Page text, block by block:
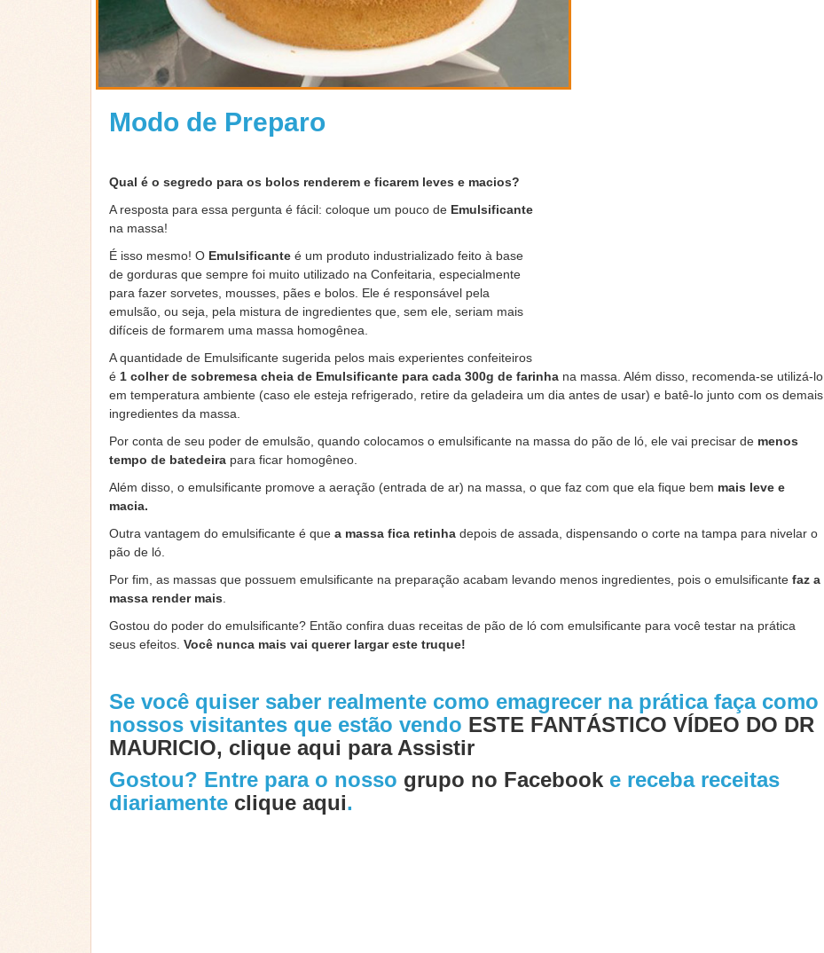
Modo de Preparo
Qual é o segredo para os bolos renderem e ficarem leves e macios?
A resposta para essa pergunta é fácil: coloque um pouco de Emulsificante
na massa!
É isso mesmo! O Emulsificante é um produto industrializado feito à base
de gorduras que sempre foi muito utilizado na Confeitaria, especialmente
para fazer sorvetes, mousses, pães e bolos. Ele é responsável pela
emulsão, ou seja, pela mistura de ingredientes que, sem ele, seriam mais
difíceis de formarem uma massa homogênea.
A quantidade de Emulsificante sugerida pelos mais experientes confeiteiros
é 1 colher de sobremesa cheia de Emulsificante para cada 300g de farinha na massa. Além disso, recomenda-se utilizá-lo
em temperatura ambiente (caso ele esteja refrigerado, retire da geladeira um dia antes de usar) e batê-lo junto com os demais
ingredientes da massa.
Por conta de seu poder de emulsão, quando colocamos o emulsificante na massa do pão de ló, ele vai precisar de menos
tempo de batedeira para ficar homogêneo.
Além disso, o emulsificante promove a aeração (entrada de ar) na massa, o que faz com que ela fique bem mais leve e
macia.
Outra vantagem do emulsificante é que a massa fica retinha depois de assada, dispensando o corte na tampa para nivelar o
pão de ló.
Por fim, as massas que possuem emulsificante na preparação acabam levando menos ingredientes, pois o emulsificante faz a
massa render mais
Gostou do poder do emulsificante? Então confira duas receitas de pão de ló com emulsificante para você testar na prática
seus efeitos. Você nunca mais vai querer largar este truque!
Se você quiser saber realmente como emagrecer na prática faça como
nossos visitantes que estão vendo ESTE FANTÁSTICO VÍDEO DO DR
MAURICIO, clique aqui para Assistir
Gostou? Entre para o nosso grupo no Facebook e receba receitas
diariamente clique aqui.